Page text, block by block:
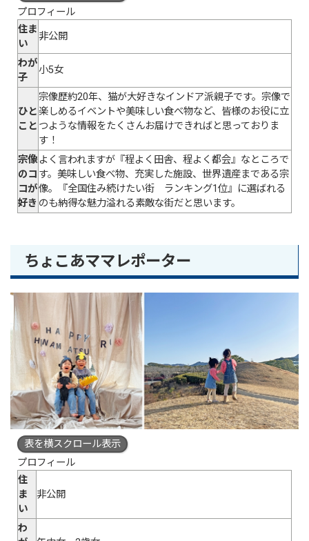
プロフィール
住ま
い
非公開
わが
子
小5女
ひと
こと
宗像歴約20年、猫が大好きなインドア派親子です。宗像で
楽しめるイベントや美味しい食べ物など、皆様のお役に立
つような情報をたくさんお届けできればと思っておりま
す！
宗像
のコ
コが
好き
よく言われますが『程よく田舎、程よく都会』なところで
す。美味しい食べ物、充実した施設、世界遺産まである宗
像。『全国住み続けたい街 ランキング1位』に選ばれる
のも納得な魅力溢れる素敵な街だと思います。
ちょこあママレポーター
表を横スクロール表示
プロフィール
住
ま
い
非公開
わ